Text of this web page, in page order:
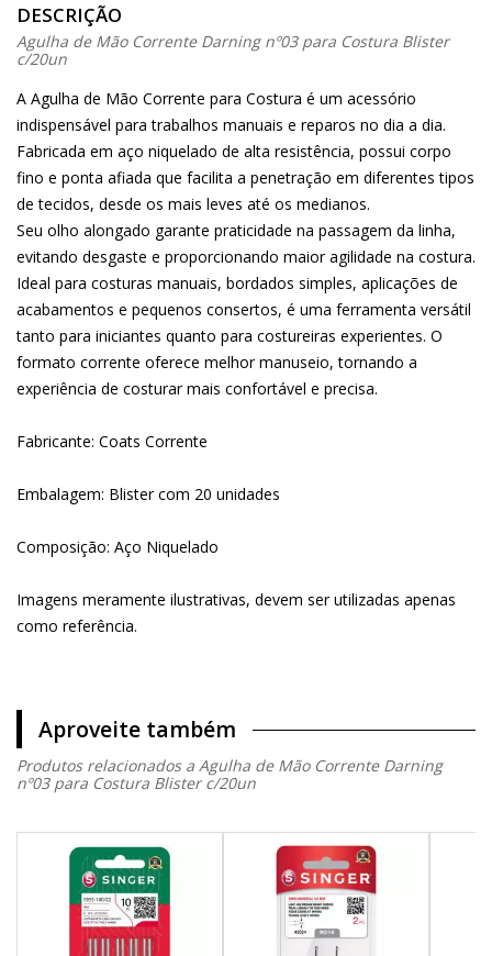
DESCRIÇÃO
Agulha de Mão Corrente Darning nº03 para Costura Blister
c/20un
A Agulha de Mão Corrente para Costura é um acessório
indispensável para trabalhos manuais e reparos no dia a dia.
Fabricada em aço niquelado de alta resistência, possui corpo
fino e ponta afiada que facilita a penetração em diferentes tipos
de tecidos, desde os mais leves até os medianos.
Seu olho alongado garante praticidade na passagem da linha,
evitando desgaste e proporcionando maior agilidade na costura.
Ideal para costuras manuais, bordados simples, aplicações de
acabamentos e pequenos consertos, é uma ferramenta versátil
tanto para iniciantes quanto para costureiras experientes. O
formato corrente oferece melhor manuseio, tornando a
experiência de costurar mais confortável e precisa.
Fabricante: Coats Corrente
Embalagem: Blister com 20 unidades
Composição: Aço Niquelado
Imagens meramente ilustrativas, devem ser utilizadas apenas
como referência.
Aproveite também
Produtos relacionados a Agulha de Mão Corrente Darning
nº03 para Costura Blister c/20un